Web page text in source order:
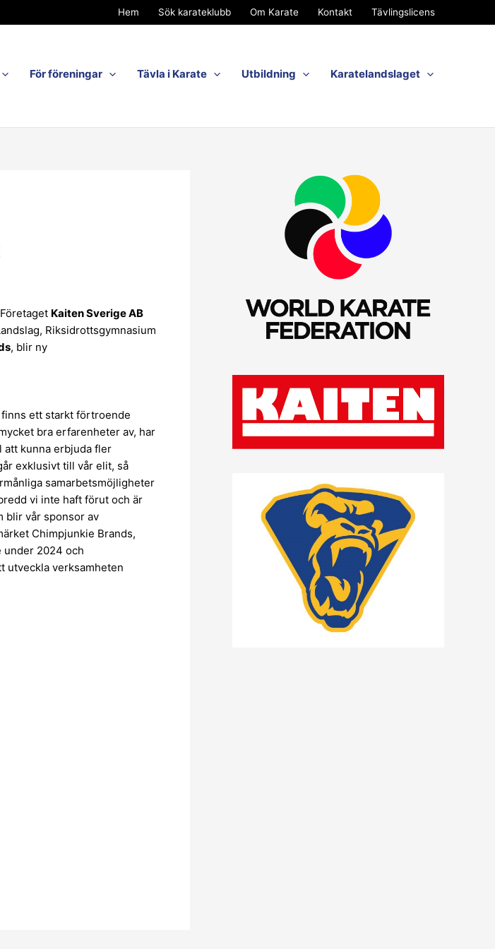
Hem Sök karateklubb Om Karate Kontakt Tävlingslicens
För föreningar Tävla i Karate Utbildning Karatelandslaget
Kaiten Sverige AB
Riksidrottsgymnasium
, blir ny
finns ett starkt förtroende
bra erfarenheter av, har
att kunna erbjuda fler
exklusivt till vår elit, så
samarbetsmöjligheter
vi inte haft förut och är
blir vår sponsor av
Chimpjunkie Brands,
under 2024 och
utveckla verksamheten